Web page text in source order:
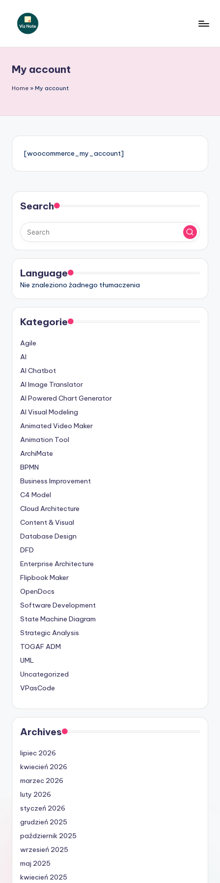
N
o
P
o
li
s
h
A
I
n
si
g
t
s
&
S
o
f
t
w
a
r
e
n
d
u
s
t
r
y
U
p
d
a
s
My account
Home » My account
[woocommerce_my_account]
Search
Language
Nie znaleziono żadnego tłumaczenia
Kategorie
Agile
AI
AI Chatbot
AI Image Translator
AI Powered Chart Generator
AI Visual Modeling
Animated Video Maker
Animation Tool
ArchiMate
BPMN
Business Improvement
C4 Model
Cloud Architecture
Content & Visual
Database Design
DFD
Enterprise Architecture
Flipbook Maker
OpenDocs
Software Development
State Machine Diagram
Strategic Analysis
TOGAF ADM
UML
Uncategorized
VPasCode
Archives
lipiec 2026
kwiecień 2026
marzec 2026
luty 2026
styczeń 2026
grudzień 2025
październik 2025
wrzesień 2025
maj 2025
kwiecień 2025